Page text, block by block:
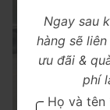
Ngay sau
hàng sẽ
ưu đãi &
phí
Họ và tên